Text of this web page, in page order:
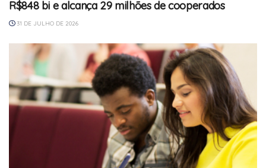
R$848 bi e alcança 29 milhões de cooperados
31 DE JULHO DE 2026